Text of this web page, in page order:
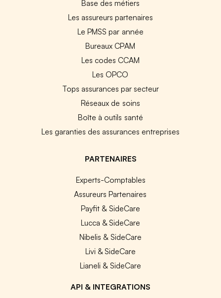
Base des métiers
Les assureurs partenaires
Le PMSS par année
Bureaux CPAM
Les codes CCAM
Les OPCO
Tops assurances par secteur
Réseaux de soins
Boîte à outils santé
Les garanties des assurances entreprises
PARTENAIRES
Experts-Comptables
Assureurs Partenaires
Payfit & SideCare
Lucca & SideCare
Nibelis & SideCare
Livi & SideCare
Lianeli & SideCare
API & INTEGRATIONS